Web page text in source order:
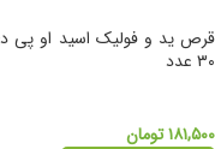
قرص ید و فولیک اسید او پی
۳۰ عدد
۱۸۱,۵۰۰تومان